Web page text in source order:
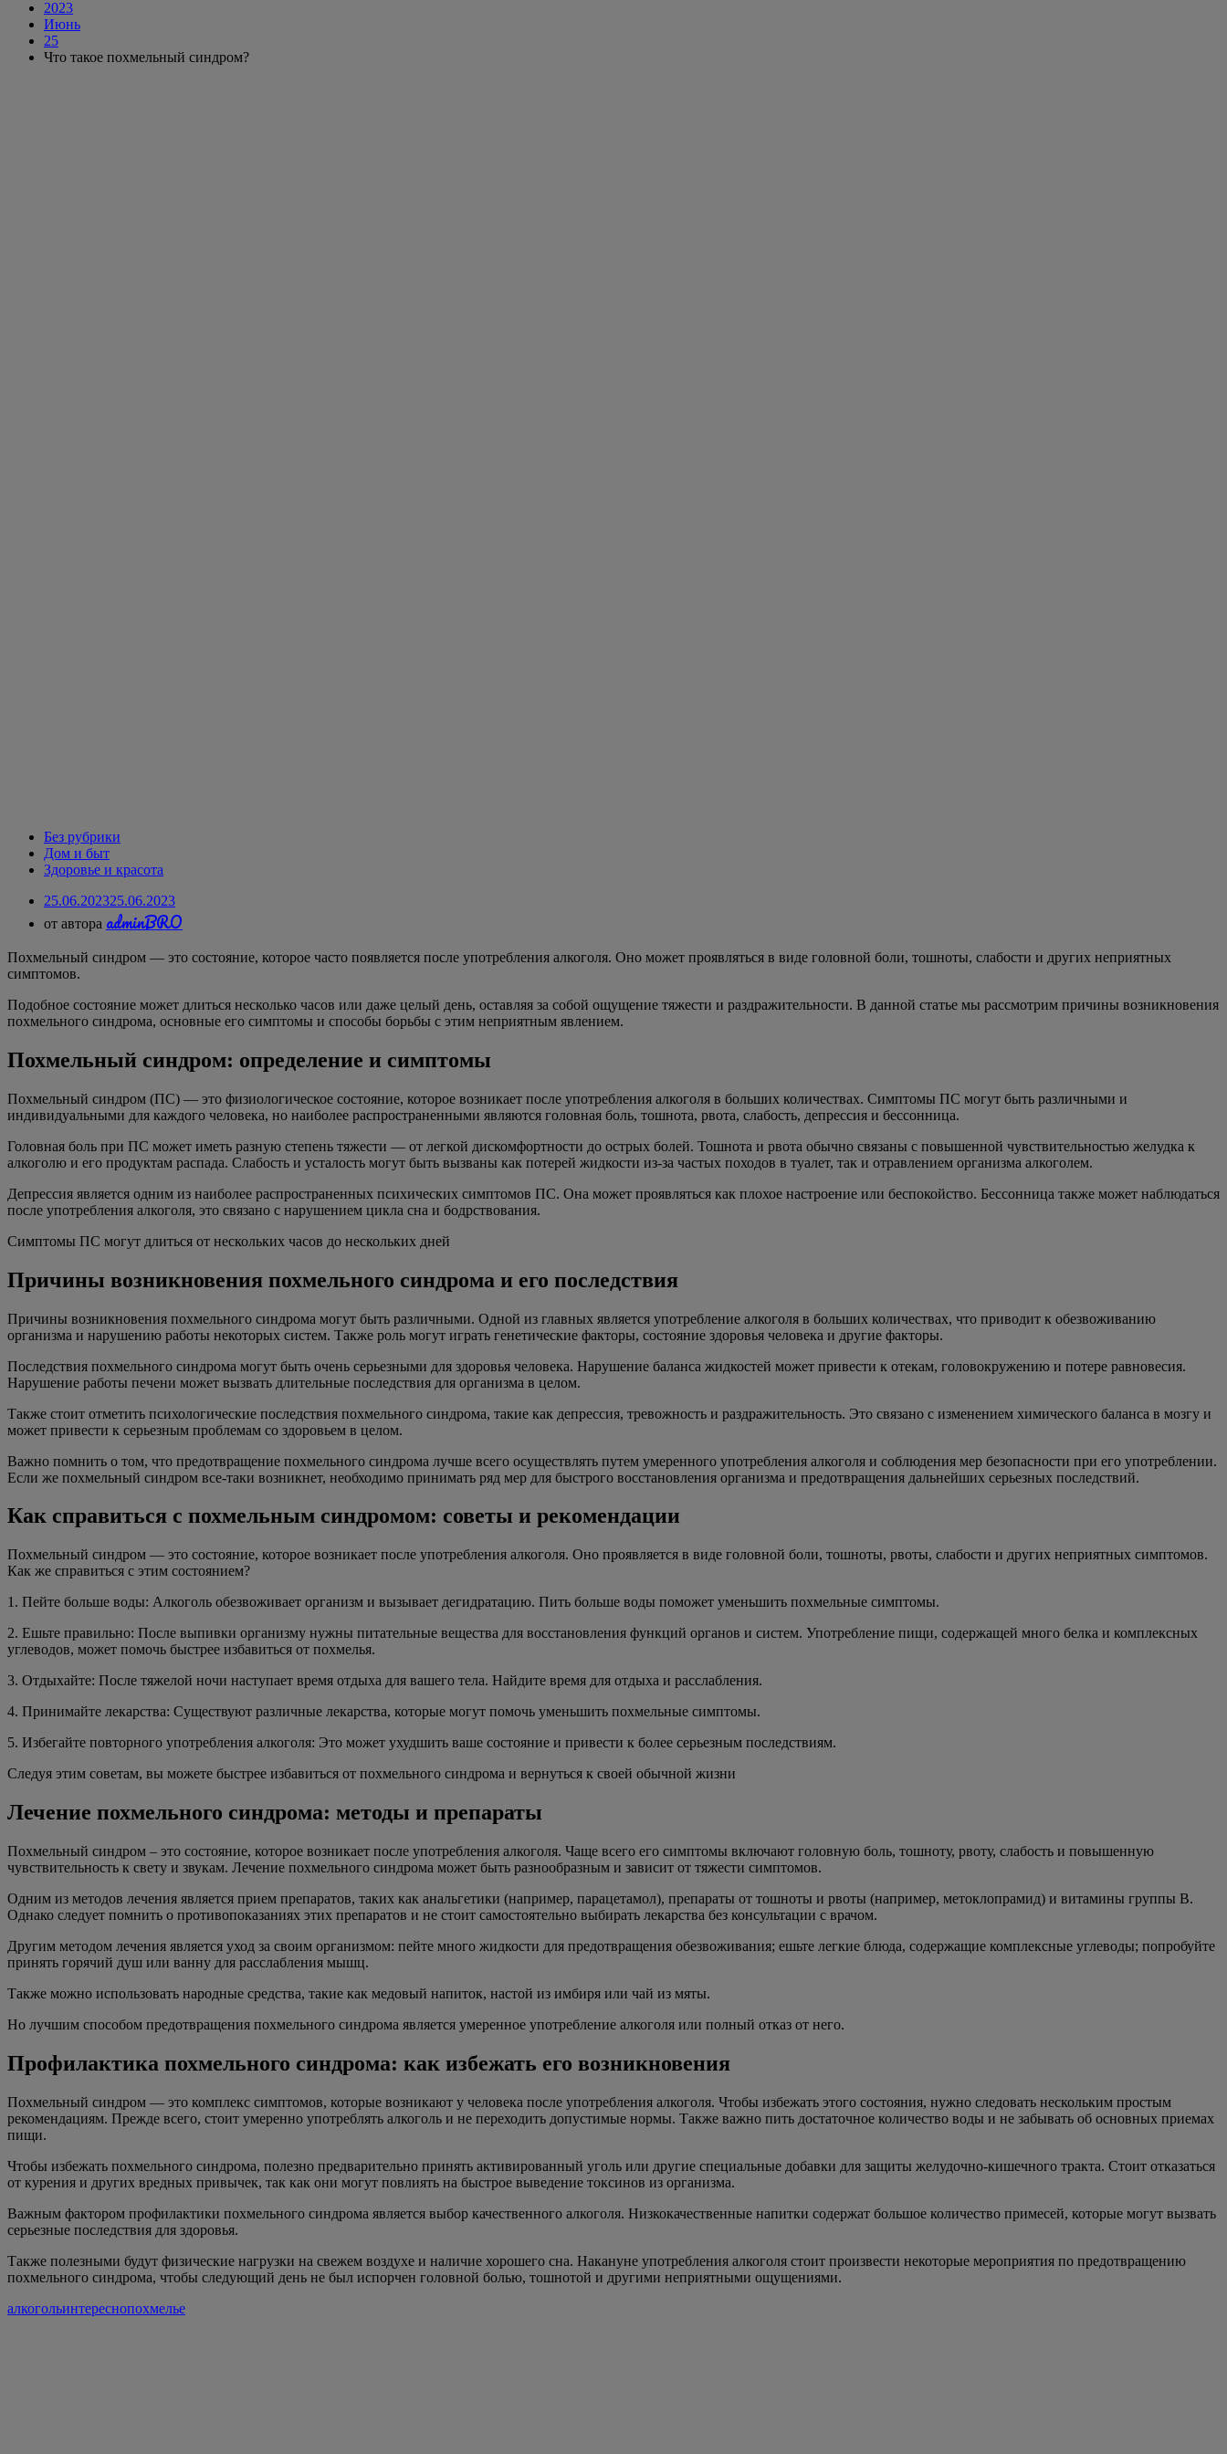
2023
Июнь
25
Что такое похмельный синдром?
Без рубрики
Дом и быт
Здоровье и красота
25.06.202325.06.2023
от автора adminBRO
Похмельный синдром — это состояние, которое часто появляется после употребления алкоголя. Оно может проявляться в виде головной боли, тошноты, слабости и других неприятных
симптомов.
Подобное состояние может длиться несколько часов или даже целый день, оставляя за собой ощущение тяжести и раздражительности. В данной статье мы рассмотрим причины возникновения
похмельного синдрома, основные его симптомы и способы борьбы с этим неприятным явлением.
Похмельный синдром: определение и симптомы
Похмельный синдром (ПС) — это физиологическое состояние, которое возникает после употребления алкоголя в больших количествах. Симптомы ПС могут быть различными и
индивидуальными для каждого человека, но наиболее распространенными являются головная боль, тошнота, рвота, слабость, депрессия и бессонница.
Головная боль при ПС может иметь разную степень тяжести — от легкой дискомфортности до острых болей. Тошнота и рвота обычно связаны с повышенной чувствительностью желудка к
алкоголю и его продуктам распада. Слабость и усталость могут быть вызваны как потерей жидкости из-за частых походов в туалет, так и отравлением организма алкоголем.
Депрессия является одним из наиболее распространенных психических симптомов ПС. Она может проявляться как плохое настроение или беспокойство. Бессонница также может наблюдаться
после употребления алкоголя, это связано с нарушением цикла сна и бодрствования.
Симптомы ПС могут длиться от нескольких часов до нескольких дней
Причины возникновения похмельного синдрома и его последствия
Причины возникновения похмельного синдрома могут быть различными. Одной из главных является употребление алкоголя в больших количествах, что приводит к обезвоживанию
организма и нарушению работы некоторых систем. Также роль могут играть генетические факторы, состояние здоровья человека и другие факторы.
Последствия похмельного синдрома могут быть очень серьезными для здоровья человека. Нарушение баланса жидкостей может привести к отекам, головокружению и потере равновесия.
Нарушение работы печени может вызвать длительные последствия для организма в целом.
Также стоит отметить психологические последствия похмельного синдрома, такие как депрессия, тревожность и раздражительность. Это связано с изменением химического баланса в мозгу и
может привести к серьезным проблемам со здоровьем в целом.
Важно помнить о том, что предотвращение похмельного синдрома лучше всего осуществлять путем умеренного употребления алкоголя и соблюдения мер безопасности при его употреблении.
Если же похмельный синдром все-таки возникнет, необходимо принимать ряд мер для быстрого восстановления организма и предотвращения дальнейших серьезных последствий.
Как справиться с похмельным синдромом: советы и рекомендации
Похмельный синдром — это состояние, которое возникает после употребления алкоголя. Оно проявляется в виде головной боли, тошноты, рвоты, слабости и других неприятных симптомов.
Как же справиться с этим состоянием?
1. Пейте больше воды: Алкоголь обезвоживает организм и вызывает дегидратацию. Пить больше воды поможет уменьшить похмельные симптомы.
2. Ешьте правильно: После выпивки организму нужны питательные вещества для восстановления функций органов и систем. Употребление пищи, содержащей много белка и комплексных
углеводов, может помочь быстрее избавиться от похмелья.
3. Отдыхайте: После тяжелой ночи наступает время отдыха для вашего тела. Найдите время для отдыха и расслабления.
4. Принимайте лекарства: Существуют различные лекарства, которые могут помочь уменьшить похмельные симптомы.
5. Избегайте повторного употребления алкоголя: Это может ухудшить ваше состояние и привести к более серьезным последствиям.
Следуя этим советам, вы можете быстрее избавиться от похмельного синдрома и вернуться к своей обычной жизни
Лечение похмельного синдрома: методы и препараты
Похмельный синдром – это состояние, которое возникает после употребления алкоголя. Чаще всего его симптомы включают головную боль, тошноту, рвоту, слабость и повышенную
чувствительность к свету и звукам. Лечение похмельного синдрома может быть разнообразным и зависит от тяжести симптомов.
Одним из методов лечения является прием препаратов, таких как анальгетики (например, парацетамол), препараты от тошноты и рвоты (например, метоклопрамид) и витамины группы В.
Однако следует помнить о противопоказаниях этих препаратов и не стоит самостоятельно выбирать лекарства без консультации с врачом.
Другим методом лечения является уход за своим организмом: пейте много жидкости для предотвращения обезвоживания; ешьте легкие блюда, содержащие комплексные углеводы; попробуйте
принять горячий душ или ванну для расслабления мышц.
Также можно использовать народные средства, такие как медовый напиток, настой из имбиря или чай из мяты.
Но лучшим способом предотвращения похмельного синдрома является умеренное употребление алкоголя или полный отказ от него.
Профилактика похмельного синдрома: как избежать его возникновения
Похмельный синдром — это комплекс симптомов, которые возникают у человека после употребления алкоголя. Чтобы избежать этого состояния, нужно следовать нескольким простым
рекомендациям. Прежде всего, стоит умеренно употреблять алкоголь и не переходить допустимые нормы. Также важно пить достаточное количество воды и не забывать об основных приемах
пищи.
Чтобы избежать похмельного синдрома, полезно предварительно принять активированный уголь или другие специальные добавки для защиты желудочно-кишечного тракта. Стоит отказаться
от курения и других вредных привычек, так как они могут повлиять на быстрое выведение токсинов из организма.
Важным фактором профилактики похмельного синдрома является выбор качественного алкоголя. Низкокачественные напитки содержат большое количество примесей, которые могут вызвать
серьезные последствия для здоровья.
Также полезными будут физические нагрузки на свежем воздухе и наличие хорошего сна. Накануне употребления алкоголя стоит произвести некоторые мероприятия по предотвращению
похмельного синдрома, чтобы следующий день не был испорчен головной болью, тошнотой и другими неприятными ощущениями.
алкогольинтереснопохмелье